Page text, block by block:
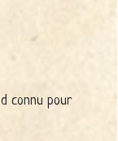
connu pour